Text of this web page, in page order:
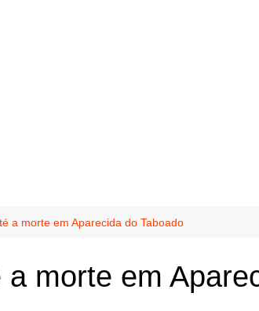
a morte em Aparecida do Taboado
morte em